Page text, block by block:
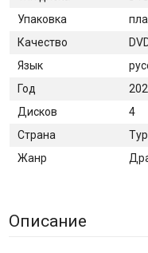
Упаковка
Качество
Язык
Год
Дисков
4
Страна
Жанр
Описание